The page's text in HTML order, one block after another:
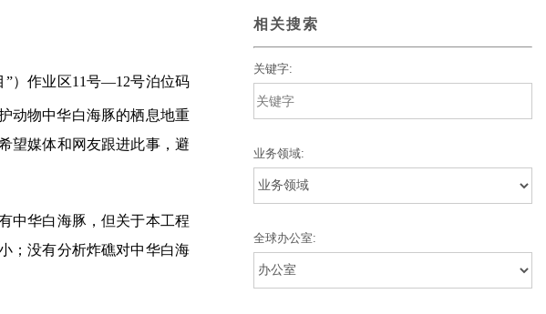
”）作业区11号—12号泊位码
动物中华白海豚的栖息地重
望媒体和网友跟进此事，避
中华白海豚，但关于本工程
；没有分析炸礁对中华白海
相关搜索
关键字:
业务领域:
全球办公室: